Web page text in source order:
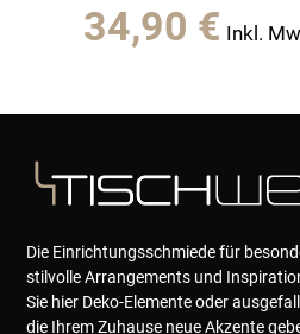
34,90 € Inkl.
Die Einrichtungsschmiede für
stilvolle Arrangements und
Sie hier Deko-Elemente oder
die Ihrem Zuhause neue Akzente